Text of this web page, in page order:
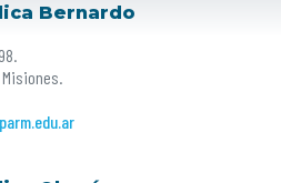
Bernardo